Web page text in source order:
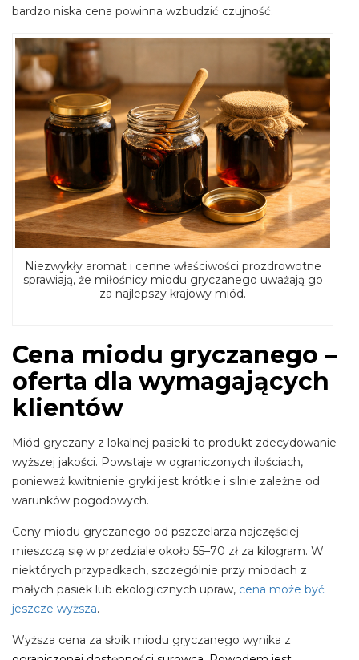
bardzo niska cena powinna wzbudzić czujność.
Niezwykły aromat i cenne właściwości prozdrowotne
sprawiają, że miłośnicy miodu gryczanego uważają go
za najlepszy krajowy miód.
Cena miodu gryczanego –
oferta dla wymagających
klientów
Miód gryczany z lokalnej pasieki to produkt zdecydowanie
wyższej jakości. Powstaje w ograniczonych ilościach,
ponieważ kwitnienie gryki jest krótkie i silnie zależne od
warunków pogodowych.
Ceny miodu gryczanego od pszczelarza najczęściej
mieszczą się w przedziale około 55–70 zł za kilogram. W
niektórych przypadkach, szczególnie przy miodach z
małych pasiek lub ekologicznych upraw, cena może być
jeszcze wyższa.
Wyższa cena za słoik miodu gryczanego wynika z